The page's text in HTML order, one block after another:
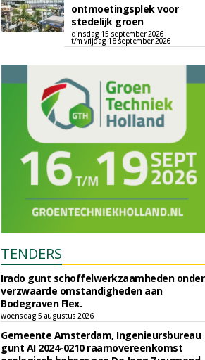
ontmoetingsplek voor
stedelijk groen
dinsdag 15 september 2026
t/m vrijdag 18 september 2026
TENDERS
Irado gunt schoffelwerkzaamheden onder
verzwaarde omstandigheden aan
Bodegraven Flex.
woensdag 5 augustus 2026
Gemeente Amsterdam, Ingenieursbureau
gunt AI 2024-0210 raamovereenkomst